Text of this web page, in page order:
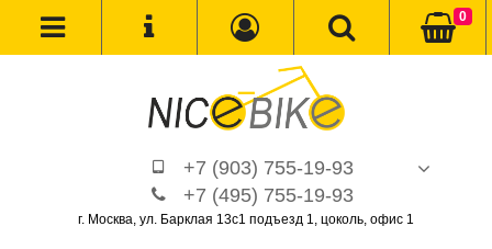
+7 (903) 755-19-93
+7 (495) 755-19-93
г. Москва, ул. Барклая 13с1 подъезд 1, цоколь, офис 1
0